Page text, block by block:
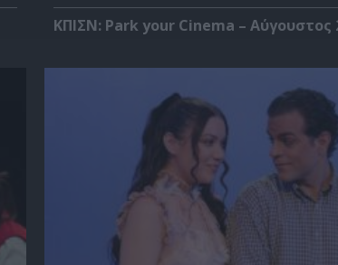
ΚΠΙΣΝ: Park your Cinema – Αύγουστος